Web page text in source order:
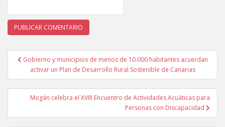
Navegación de entradas
Gobierno y municipios de menos de 10.000 habitantes acuerdan
activar un Plan de Desarrollo Rural Sostenible de Canarias
Mogán celebra el XVIII Encuentro de Actividades Acuáticas para
Personas con Discapacidad